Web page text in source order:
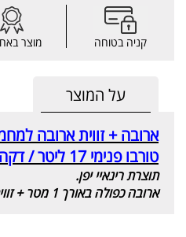
קניה בטוחה מוצר
על המוצר
ארובה + זווית ארובה
טורבו פנימי 17 ליטר / דקה
תוצרת רינאיי יפן.
ארובה כפולה באורך 1 מטר + זווית ארובה